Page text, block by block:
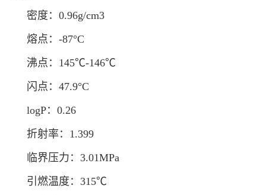
密度：0.96g/cm3
熔点：-87°C
沸点：145℃-146℃
闪点：47.9°C
logP：0.26
折射率：1.399
临界压力：3.01MPa
引燃温度：315℃